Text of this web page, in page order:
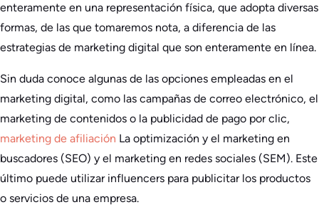
enteramente en una representación física, que adopta diversas
formas, de las que tomaremos nota, a diferencia de las
estrategias de marketing digital que son enteramente en línea.
Sin duda conoce algunas de las opciones empleadas en el
marketing digital, como las campañas de correo electrónico, el
marketing de contenidos o la publicidad de pago por clic,
marketing de afiliación La optimización y el marketing en
buscadores (SEO) y el marketing en redes sociales (SEM). Este
último puede utilizar influencers para publicitar los productos
o servicios de una empresa.